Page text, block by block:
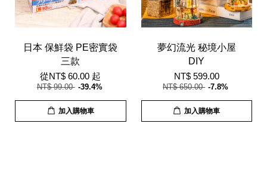
日本 保鮮袋 PE密實袋
三款
從NT$ 60.00 起
NT$ 99.00 -39.4%
加入購物車
夢幻流光 秘境小屋
DIY
NT$ 599.00
NT$ 650.00 -7.8%
加入購物車